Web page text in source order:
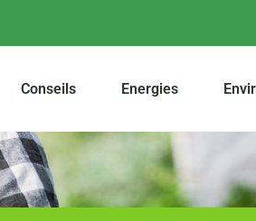
Conseils Energies